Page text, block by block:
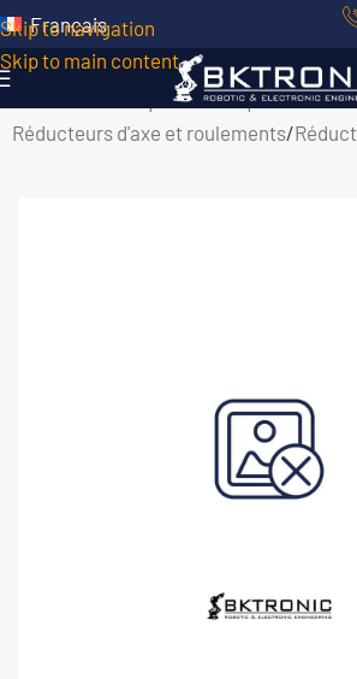
Skip to navigation
Skip to main content
Français
Robotique Mécanique/
Réducteurs d'axe et roulements/